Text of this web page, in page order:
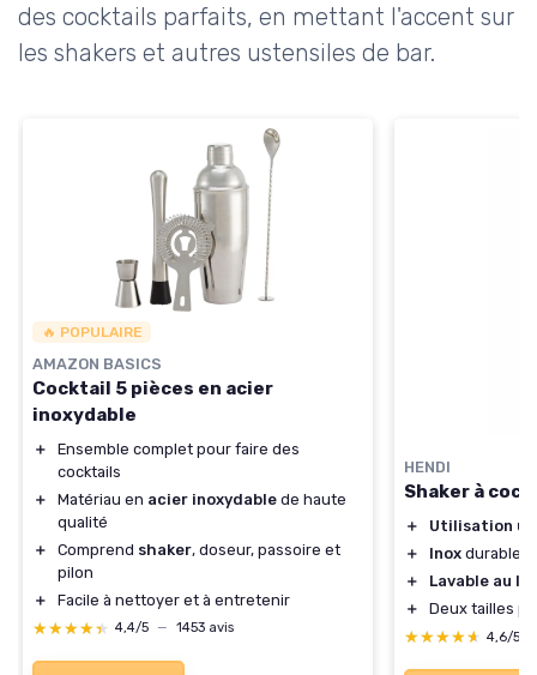
des cocktails parfaits, en mettant l'accent sur
les shakers et autres ustensiles de bar.
🔥 POPULAIRE
AMAZON BASICS
Cocktail 5 pièces en acier
inoxydable
＋
Ensemble complet pour faire des
cocktails
＋
Matériau en acier inoxydable de haute
qualité
＋
Comprend shaker, doseur, passoire et
pilon
＋
Facile à nettoyer et à entretenir
★★★★★
★★★★★ 4,4/5 — 1453 avis
HENDI
Shaker à
＋
Utilisation
＋
Inox durable
＋
Lavable au
＋
Deux tailles
★★★★★
★★★★★ 4,6/5